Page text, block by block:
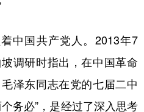
中国共产党人。2013年7
调研时指出，在中国革命
泽东同志在党的七届二中
务必”，是经过了深入思考